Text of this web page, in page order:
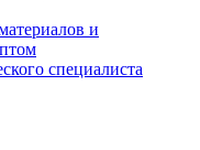
и
специалиста